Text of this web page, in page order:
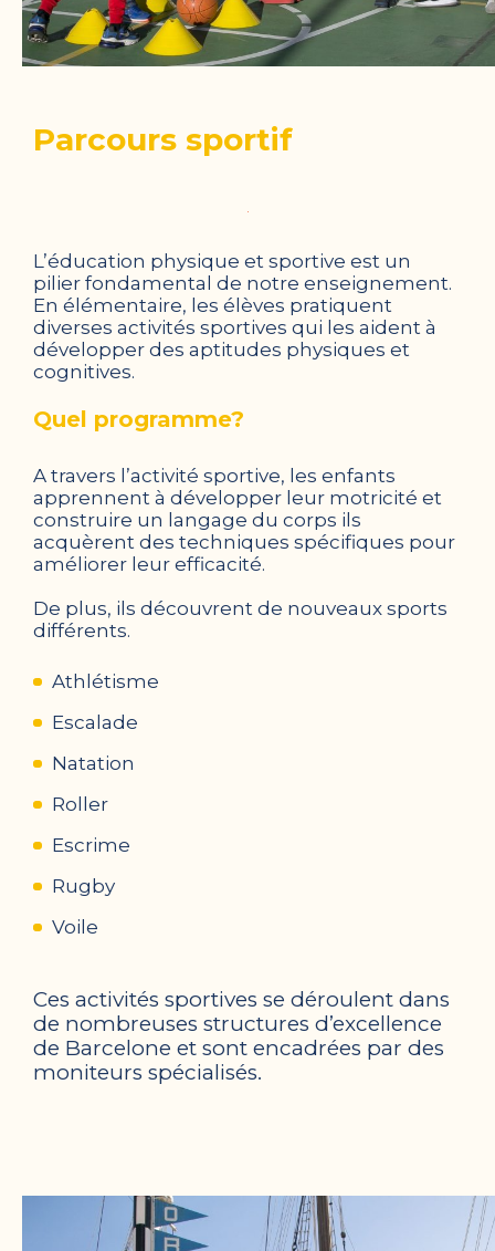
Parcours sportif
L’éducation physique et sportive est un
pilier fondamental de notre enseignement.
En élémentaire, les élèves pratiquent
diverses activités sportives qui les aident à
développer des aptitudes physiques et
cognitives.
Quel programme?
A travers l’activité sportive, les enfants
apprennent à développer leur motricité et
construire un langage du corps ils
acquèrent des techniques spécifiques pour
améliorer leur efficacité.
De plus, ils découvrent de nouveaux sports
différents.
Athlétisme
Escalade
Natation
Roller
Escrime
Rugby
Voile
Ces activités sportives se déroulent dans
de nombreuses structures d’excellence
de Barcelone et sont encadrées par des
moniteurs spécialisés.